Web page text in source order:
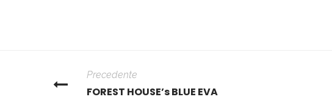
Precedente
FOREST HOUSE’s BLUE EVA